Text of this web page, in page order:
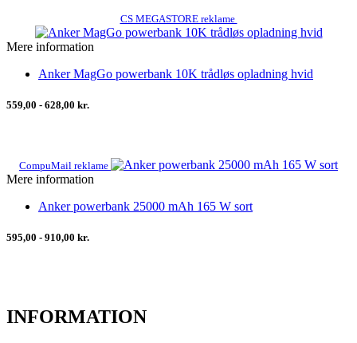
CS MEGASTORE reklame
Mere information
Anker MagGo powerbank 10K trådløs opladning hvid
559,00 - 628,00 kr.
CompuMail reklame
Mere information
Anker powerbank 25000 mAh 165 W sort
595,00 - 910,00 kr.
INFORMATION